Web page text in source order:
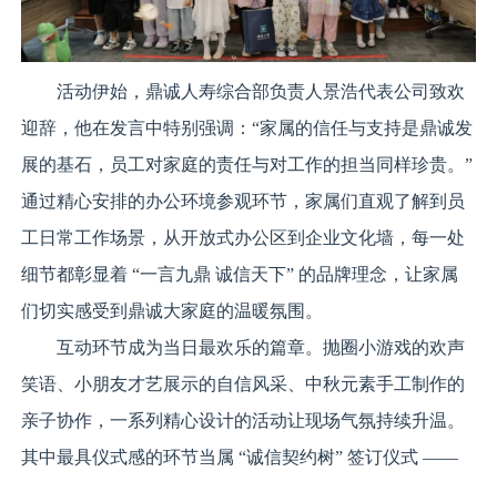
活动伊始，鼎诚人寿综合部负责人景浩代表公司致欢
迎辞，他在发言中特别强调：“家属的信任与支持是鼎诚发
展的基石，员工对家庭的责任与对工作的担当同样珍贵。”
通过精心安排的办公环境参观环节，家属们直观了解到员
工日常工作场景，从开放式办公区到企业文化墙，每一处
细节都彰显着 “一言九鼎 诚信天下” 的品牌理念，让家属
们切实感受到鼎诚大家庭的温暖氛围。
互动环节成为当日最欢乐的篇章。抛圈小游戏的欢声
笑语、小朋友才艺展示的自信风采、中秋元素手工制作的
亲子协作，一系列精心设计的活动让现场气氛持续升温。
其中最具仪式感的环节当属 “诚信契约树” 签订仪式 ——